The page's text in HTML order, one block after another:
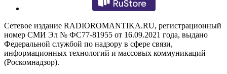
Сетевое издание RADIOROMANTIKA.RU, регистрационный
номер СМИ Эл № ФС77-81955 от 16.09.2021 года, выдано
Федеральной службой по надзору в сфере связи,
информационных технологий и массовых коммуникаций
(Роскомнадзор).